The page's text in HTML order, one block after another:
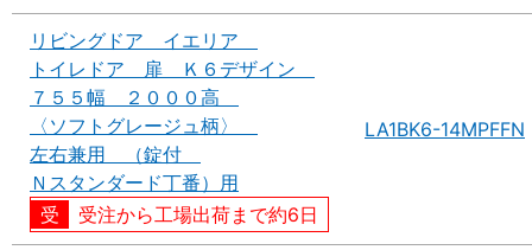
リビングドア イエリア
トイレドア 扉 Ｋ６デザイン
７５５幅 ２０００高
〈ソフトグレージュ柄〉
左右兼用 （錠付
Ｎスタンダード丁番）用
受注から工場出荷まで約6日
LA1BK6-14MPFFN